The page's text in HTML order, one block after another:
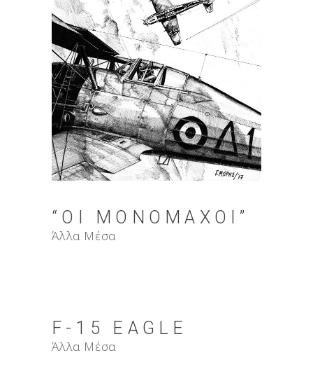
“ΟΙ ΜΟΝΟΜΆΧΟΙ”
Άλλα Μέσα
F-15 EAGLE
Άλλα Μέσα